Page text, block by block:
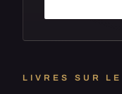
LIVRES SUR